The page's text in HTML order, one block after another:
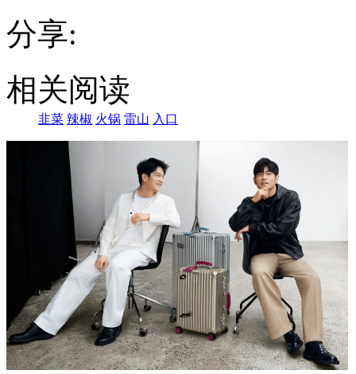
辣
椒
分享:
相关阅读
韭菜 辣椒 火锅 雷山 入口